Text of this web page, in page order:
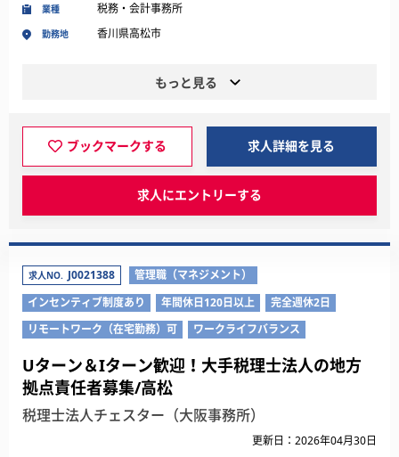
業種 税務・会計事務所
勤務地 香川県高松市
もっと見る
ブックマークする 求人詳細を見る
求人にエントリーする
求人NO. J0021388
管理職（マネジメント）
インセンティブ制度あり
年間休日120日以上
完全週休2日
リモートワーク（在宅勤務）可
ワークライフバランス
Uターン＆Iターン歓迎！大手税理士法人の地方
拠点責任者募集/高松
税理士法人チェスター（大阪事務所）
更新日：2026年04月30日